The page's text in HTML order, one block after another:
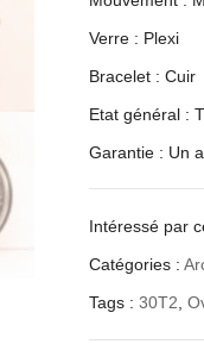
Verre : Plexi
Bracelet : Cuir
Etat général :
Garantie : Un
Intéressé par
Catégories :
Tags :30T2 ,